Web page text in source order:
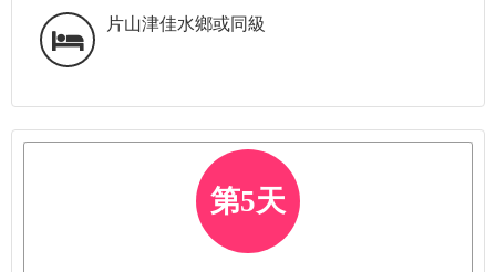
片山津佳水鄉或同級
第5天